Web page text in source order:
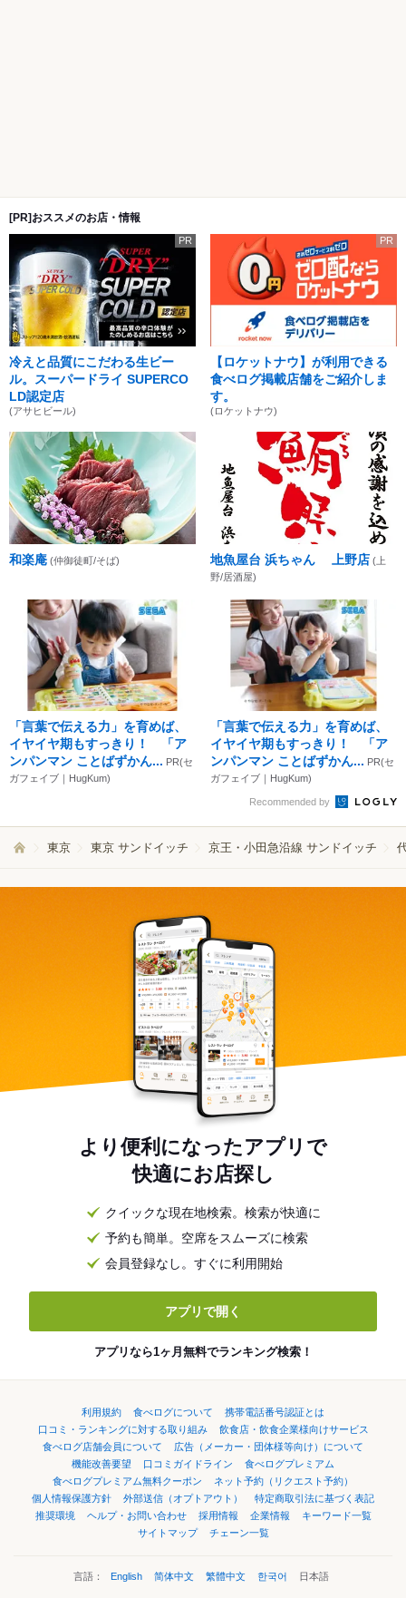
[PR]おススメのお店・情報
PR
冷えと品質にこだわる生ビー
ル。スーパードライ SUPERCO
LD認定店
(アサヒビール)
PR
【ロケットナウ】が利用できる
食べログ掲載店舗をご紹介しま
す。
(ロケットナウ)
和楽庵 (仲御徒町/そば) 地魚屋台 浜ちゃん 上野店 (上
野/居酒屋)
「言葉で伝える力」を育めば、
イヤイヤ期もすっきり！ 「ア
ンパンマン ことばずかん... PR(セ
ガフェイブ｜HugKum)
「言葉で伝える力」を育めば、
イヤイヤ期もすっきり！ 「ア
ンパンマン ことばずかん... PR(セ
ガフェイブ｜HugKum)
Recommended by
東京 東京 サンドイッチ 京王・小田急沿線 サンドイッチ
より便利になったアプリで
快適にお店探し
クイックな現在地検索。検索が快適に
予約も簡単。空席をスムーズに検索
会員登録なし。すぐに利用開始
アプリで開く
アプリなら1ヶ月無料でランキング検索！
利用規約 食べログについて
携帯電話番号認証とは
口コミ・ランキングに対する取り組み
飲食店・飲食企業様向けサービス
食べログ店舗会員について
広告（メーカー・団体様等向け）について
機能改善要望
口コミガイドライン
食べログプレミアム
食べログプレミアム無料クーポン
ネット予約（リクエスト予約）
個人情報保護方針
外部送信（オプトアウト）
特定商取引法に基づく表記
推奨環境
ヘルプ・お問い合わせ 採用情報 企業情報
キーワード一覧
サイトマップ
チェーン一覧
言語： English 简体中文 繁體中文 한국어 日本語